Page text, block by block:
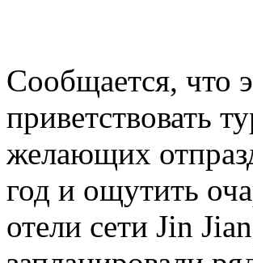
Сообщается, что
приветствовать
желающих
год и ощутить
отели сети Jin